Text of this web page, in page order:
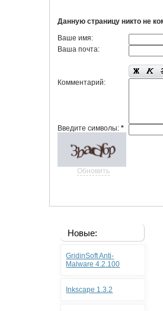
Данную страницу никто не
Ваше имя:
Ваша почта:
Комментарий:
Введите символы:*
Обновить
Новые:
GridinSoft Anti-
Malware 4.2.100
Inkscape 1.3.2